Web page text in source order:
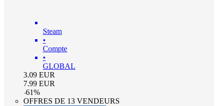
Steam
•
Compte
•
GLOBAL
3.09 EUR
7.99 EUR
-61%
OFFRES DE 13 VENDEURS